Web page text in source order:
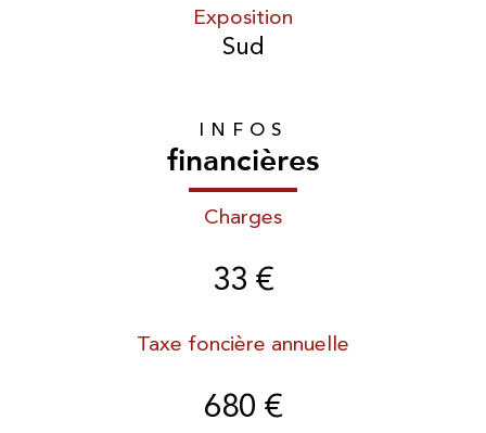
Exposition
Sud
INFOS
financières
Charges
33 €
Taxe foncière annuelle
680 €